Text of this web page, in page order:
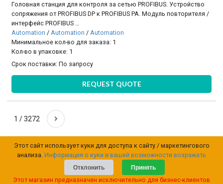
Головная станция для контроля за сетью PROFIBUS. Устройство
сопряжения от PROFIBUS DP к PROFIBUS PA. Модуль повторителя /
интерфейс PROFIBUS …
Automation /Automation /Automation
Минимальное кол-во для заказа: 1
Кол-во в упаковке: 1
Срок поставки:По запросу
REQUEST QUOTE
1 / 3272
Этот сайт использует куки для доступа к сайту / маркетингового
анализа. Информация о куки и вашей возможности возражать
Отклонить
Принять
Этот магазин предназначен исключительно для бизнес-клиентов